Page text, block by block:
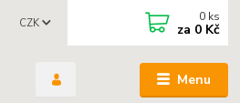
Menu
CZK 0 ks
za 0 Kč